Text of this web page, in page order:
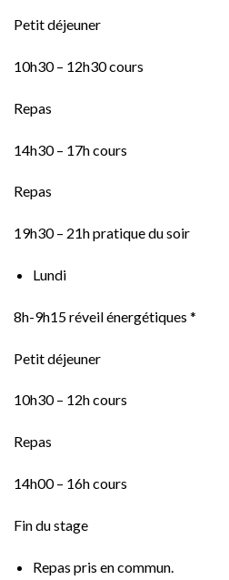
Petit déjeuner
10h30 – 12h30 cours
Repas
14h30 – 17h cours
Repas
19h30 – 21h pratique du soir
Lundi
8h-9h15 réveil énergétiques *
Petit déjeuner
10h30 – 12h cours
Repas
14h00 – 16h cours
Fin du stage
Repas pris en commun.